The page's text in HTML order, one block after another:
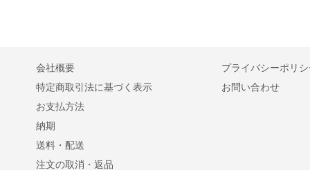
会社概要
特定商取引法に基づく表示
お支払方法
納期
送料・配送
注文の取消・返品
プライバシーポリ
お問い合わせ